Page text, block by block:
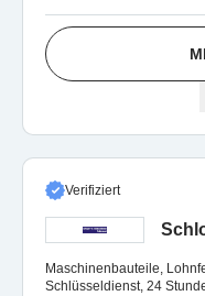
Verifiziert
Maschinenbauteile,
Schlüsseldienst, 24